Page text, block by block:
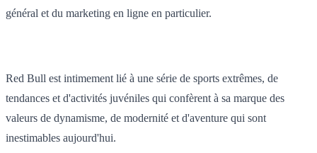
général et du marketing en ligne en particulier.
Red Bull est intimement lié à une série de sports extrêmes, de
tendances et d'activités juvéniles qui confèrent à sa marque des
valeurs de dynamisme, de modernité et d'aventure qui sont
inestimables aujourd'hui.